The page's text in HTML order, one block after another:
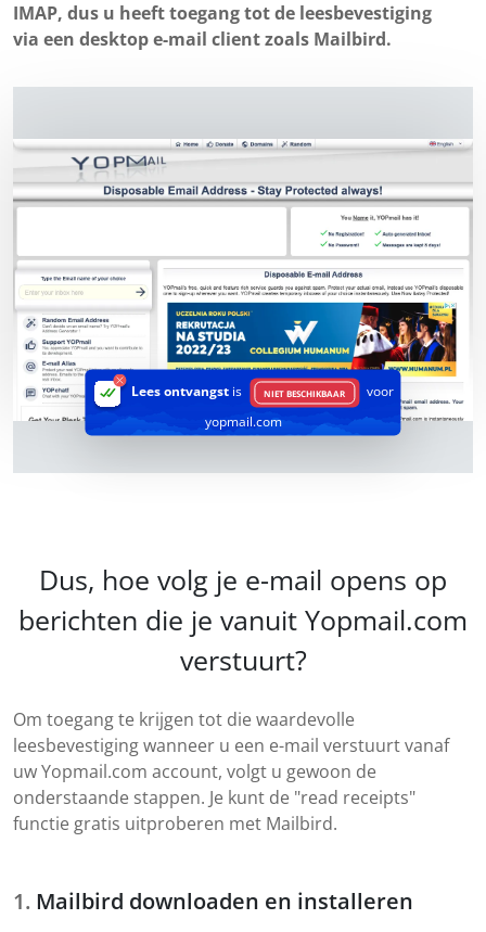
IMAP, dus u heeft toegang tot de leesbevestiging
via een desktop e-mail client zoals Mailbird.
Lees ontvangst is NIET BESCHIKBAAR
voor
yopmail.com
Dus, hoe volg je e-mail opens op
berichten die je vanuit Yopmail.com
verstuurt?
Om toegang te krijgen tot die waardevolle
leesbevestiging wanneer u een e-mail verstuurt vanaf
uw Yopmail.com account, volgt u gewoon de
onderstaande stappen. Je kunt de "read receipts"
functie gratis uitproberen met Mailbird.
Mailbird downloaden en installeren